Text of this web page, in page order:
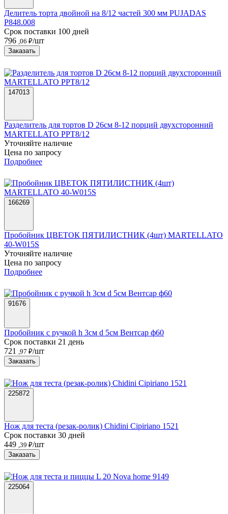
Делитель торта двойной на 8/12 частей 300 мм PUJADAS
P848.008
Срок поставки 100 дней
796 ,06 ₽/шт
Заказать
147013
Разделитель для тортов D 26см 8-12 порций двухсторонний
MARTELLATO PPT8/12
Уточняйте наличие
Цена по запросу
Подробнее
166269
Пробойник ЦВЕТОК ПЯТИЛИСТНИК (4шт) MARTELLATO
40-W015S
Уточняйте наличие
Цена по запросу
Подробнее
91676
Пробойник с ручкой h 3см d 5см Вентсар ф60
Срок поставки 21 день
721
,97 ₽/шт
Заказать
225872
Нож для теста (резак-ролик) Chidini Cipiriano 1521
Срок поставки 30 дней
449 ,39 ₽/шт
Заказать
225064